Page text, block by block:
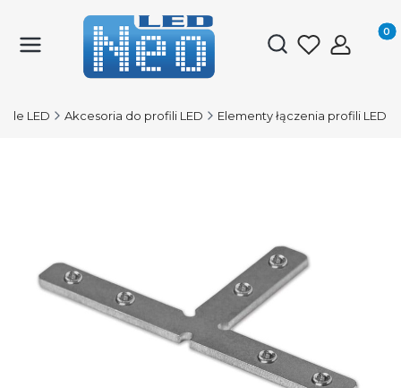
Otwórz
LED Akcesoria do profili LED Elementy łączenia profili LED